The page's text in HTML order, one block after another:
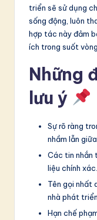
triển sẽ sử dụng
sống động, luôn
hợp tác này đảm
ích trong suốt
Những
lưu ý
Sự rõ ràng
nhầm lẫn
Các tin nhắn
liệu chính xác.
Tên gọi nhất
nhà phát triển.
Hạn chế